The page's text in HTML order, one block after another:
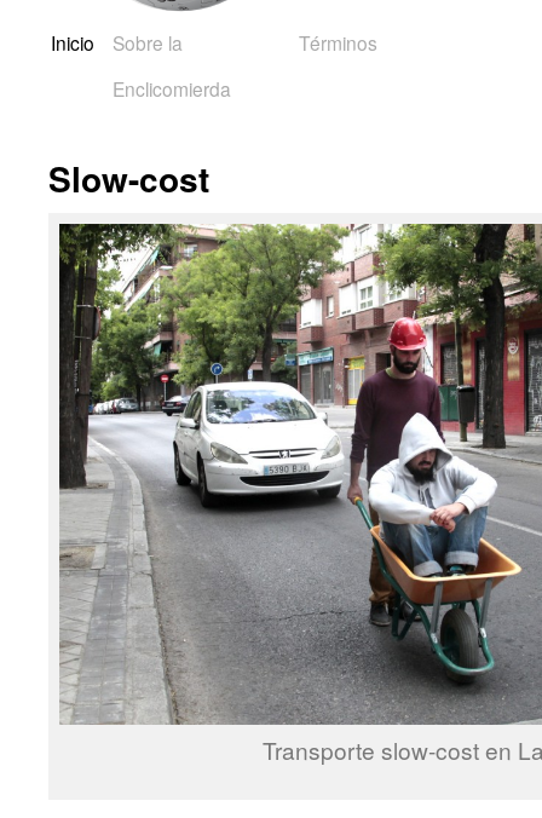
Inicio
Sobre la
Enclicomierda
Términos
Slow-cost
Transporte slow-cost en